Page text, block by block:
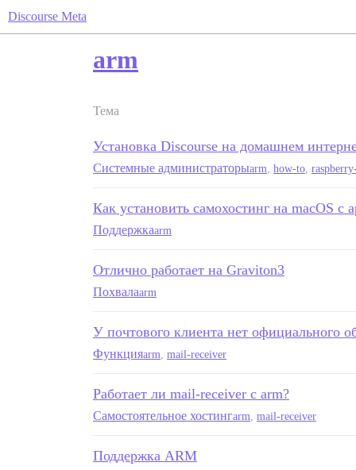
Discourse Meta
arm
Тема
Установка Discourse на домашнем
Системные администраторыarm how-to
Как установить самохостинг на macOS с
Поддержкаarm
Отлично работает на Graviton3
Похвалаarm
У почтового клиента нет официального
Функцияarm mail-receiver
Работает ли mail-receiver с arm?
Самостоятельное хостингarm mail-receiver
Поддержка ARM